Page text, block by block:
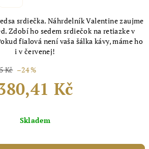
srdiečka. Náhrdelník Valentine zaujme
Zdobí ho sedem srdiečok na retiazke v
fialová není vaša šálka kávy, máme ho
i v červenej!
Kč –24 %
Kč
Skladem